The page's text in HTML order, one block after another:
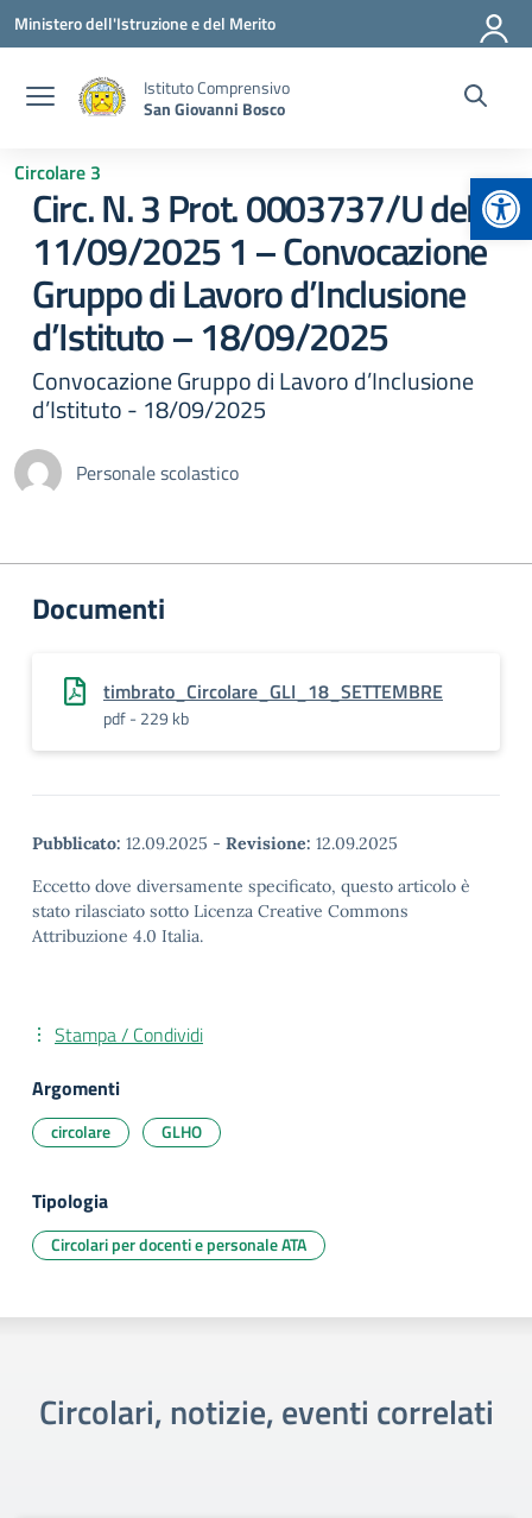
Vai ai contenuti
Vai al menu di navigazione
Vai al footer
Ministero dell'Istruzione e del Merito
Istituto Comprensivo
San Giovanni Bosco
Circolare 3
Circ. N. 3 Prot. 0003737/U del
11/09/2025 1 – Convocazione
Gruppo di Lavoro d’Inclusione
d’Istituto – 18/09/2025
Convocazione Gruppo di Lavoro d’Inclusione
d’Istituto - 18/09/2025
Personale scolastico
Documenti
timbrato_Circolare_GLI_18_SETTEMBRE
pdf - 229 kb
Pubblicato: 12.09.2025 - Revisione: 12.09.2025
Eccetto dove diversamente specificato, questo articolo è
stato rilasciato sotto Licenza Creative Commons
Attribuzione 4.0 Italia.
Stampa / Condividi
Argomenti
circolare GLHO
Tipologia
Circolari per docenti e personale ATA
Circolari, notizie, eventi correlati